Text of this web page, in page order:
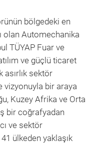
bölgedeki en
olan Automechanika
TÜYAP Fuar ve
ve güçlü ticaret
asırlık sektör
vizyonuyla bir araya
Kuzey Afrika ve Orta
bir coğrafyadan
ve sektör
ülkeden yaklaşık